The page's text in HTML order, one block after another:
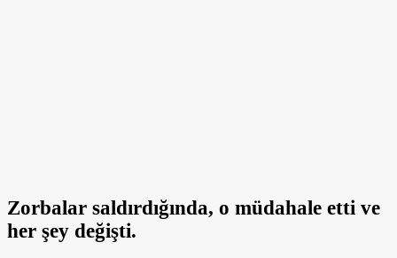
Zorbalar saldırdığında, o müdahale etti ve
her şey değişti.